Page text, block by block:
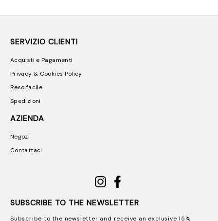
SERVIZIO CLIENTI
Acquisti e Pagamenti
Privacy & Cookies Policy
Reso facile
Spedizioni
AZIENDA
Negozi
Contattaci
SUBSCRIBE TO THE NEWSLETTER
Subscribe to the newsletter and receive an exclusive 15%